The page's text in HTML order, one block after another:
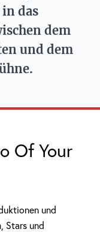
das
dem
und dem
Of Your
und
Stars und